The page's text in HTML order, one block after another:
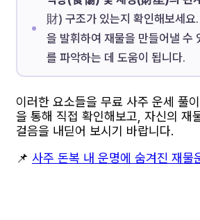
財) 구조가 있는지 확인해보세요
을 발휘하여 재물을 만들어낼 수
를 파악하는 데 도움이 됩니다.
이러한 요소들을 무료 사주 운세 풀
을 통해 직접 확인해보고, 자신의 재
걸음을 내딛어 보시기 바랍니다.
📌 사주 돈복 내 운명에 숨겨진 재물